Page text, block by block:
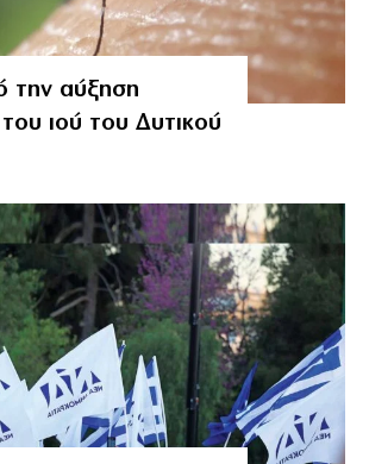
την αύξηση
ιού του Δυτικού